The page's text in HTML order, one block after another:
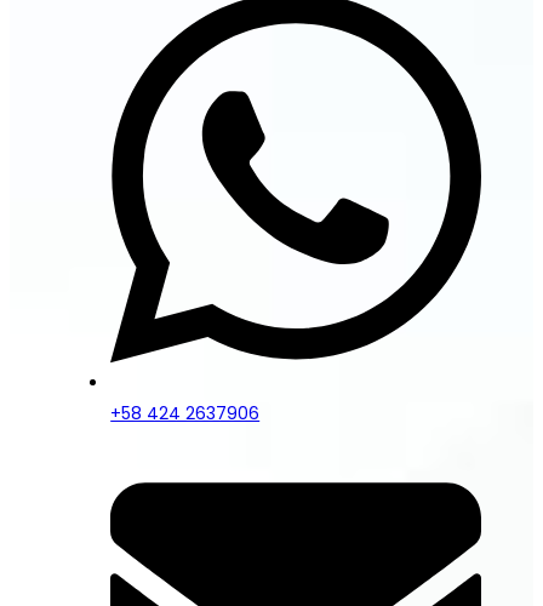
+58 424 2637906